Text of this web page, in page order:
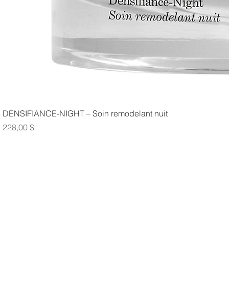
DENSIFIANCE-NIGHT – Soin remodelant nuit
Prix
228,00 $